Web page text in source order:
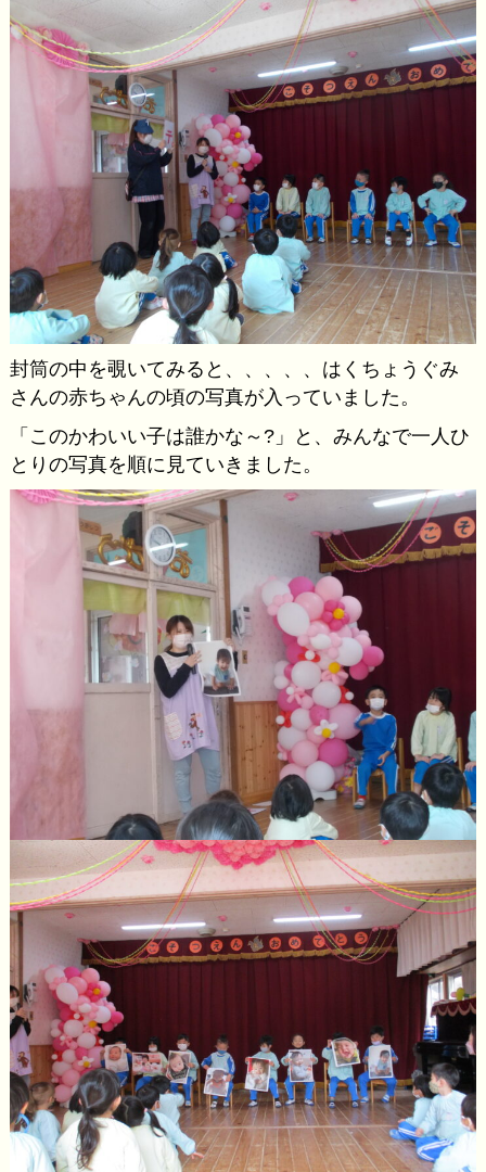
封筒の中を覗いてみると、、、、、はくちょうぐみ
さんの赤ちゃんの頃の写真が入っていました。
「このかわいい子は誰かな～?」と、みんなで一人ひ
とりの写真を順に見ていきました。